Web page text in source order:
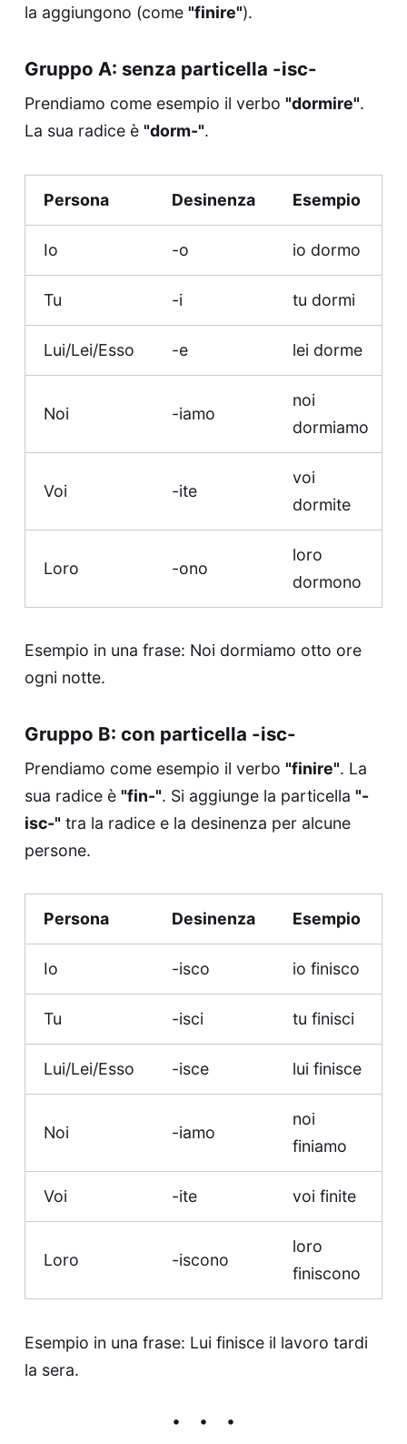
la aggiungono (come "finire").
Gruppo A: senza particella -isc-
Prendiamo come esempio il verbo "dormire".
La sua radice è "dorm-".
Persona Desinenza Esempio
Io -o io dormo
Tu -i tu dormi
Lui/Lei/Esso -e lei dorme
Noi -iamo
noi
dormiamo
Voi -ite
voi
dormite
Loro -ono
loro
dormono
Esempio in una frase: Noi dormiamo otto ore
ogni notte.
Gruppo B: con particella -isc-
Prendiamo come esempio il verbo "finire". La
sua radice è "fin-". Si aggiunge la particella "-
isc-" tra la radice e la desinenza per alcune
persone.
Persona Desinenza Esempio
Io -isco io finisco
Tu -isci tu finisci
Lui/Lei/Esso -isce lui finisce
Noi -iamo
noi
finiamo
Voi -ite voi finite
Loro -iscono
loro
finiscono
Esempio in una frase: Lui finisce il lavoro tardi
la sera.